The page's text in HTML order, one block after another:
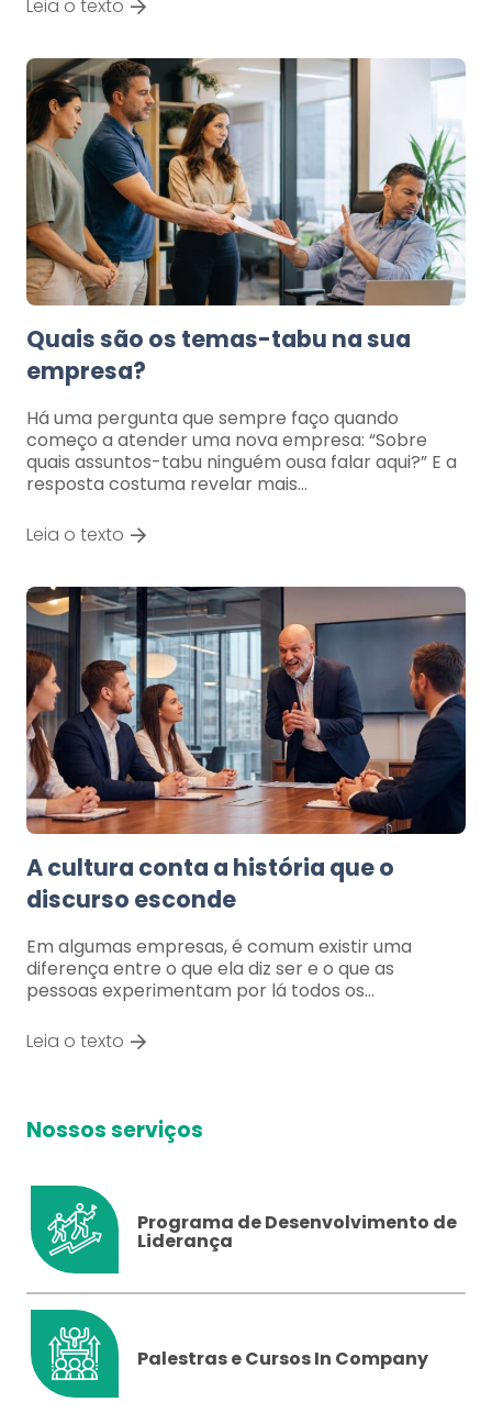
Leia o texto
Quais são os temas-tabu na sua
empresa?
Há uma pergunta que sempre faço quando
começo a atender uma nova empresa: “Sobre
quais assuntos-tabu ninguém ousa falar aqui?” E a
resposta costuma revelar mais…
Leia o texto
A cultura conta a história que o
discurso esconde
Em algumas empresas, é comum existir uma
diferença entre o que ela diz ser e o que as
pessoas experimentam por lá todos os…
Leia o texto
Nossos serviços
Programa de Desenvolvimento de
Liderança
Palestras e Cursos In Company